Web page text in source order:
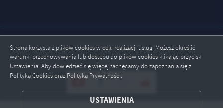
Strona korzysta z plików cookies w celu realizacji usług. Możesz określić
warunki przechowywania lub dostępu do plików cookies klikając przycisk
Ustawienia. Aby dowiedzieć się więcej zachęcamy do zapoznania się z
Polityką Cookies oraz Polityką Prywatności.
USTAWIENIA
ZAPISZ WYBRANE
Odwiedzin: 1072911
Online: 1